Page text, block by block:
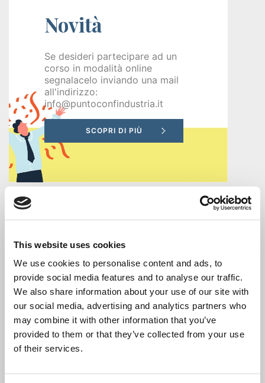
This website uses cookies
We use cookies to personalise content and ads, to
provide social media features and to analyse our traffic.
We also share information about your use of our site with
our social media, advertising and analytics partners who
may combine it with other information that you’ve
provided to them or that they’ve collected from your use
of their services.
Persona
Corsi
gratuiti
per
disoccupati
Programma
GOL
PR
VENETO
FSE+
2021-
2027
Corsi
a
Novità
Se desideri partecipare ad un
corso in modalità online
segnalacelo inviando una mail
all'indirizzo:
info@puntoconfindustria.it
momenti di cambiamento
aziendale
22 Dicembre 2020
Ilpercorso Machine and Human Assetsha
visto al suo interno un momento di